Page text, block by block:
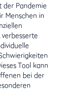
der Pandemie
Menschen in
Tool kann
bei der